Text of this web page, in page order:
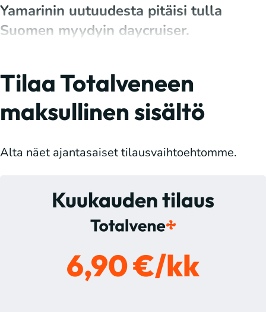
Yamarinin uutuudesta pitäisi tulla
Suomen myydyin daycruiser.
Tilaa Totalveneen
maksullinen sisältö
Alta näet ajantasaiset tilausvaihtoehtomme.
Kuukauden tilaus
6,90 €/kk